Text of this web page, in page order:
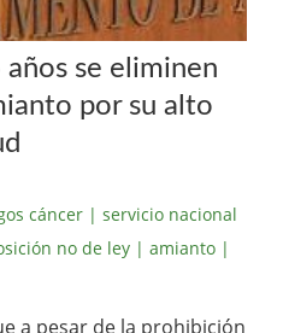
años se eliminen
por su alto
cáncer | servicio nacional
no de ley | amianto |
a pesar de la prohibición